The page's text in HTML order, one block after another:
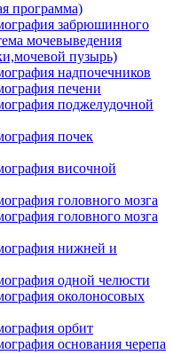
программа)
забрюшинного
мочевыведения
пузырь)
надпочечников
печени
поджелудочной
почек
височной
головного мозга
головного мозга
нижней и
одной челюсти
околоносовых
орбит
основания черепа